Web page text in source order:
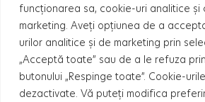
funcționarea sa, cookie-uri analitice și
marketing. Aveți opțiunea de a
urilor analitice și de marketing prin
„Acceptă toate” sau de a le refuza
butonului „Respinge toate”. Cookie-
dezactivate. Vă puteți modifica
ORIENTARE
APARTAMENTE